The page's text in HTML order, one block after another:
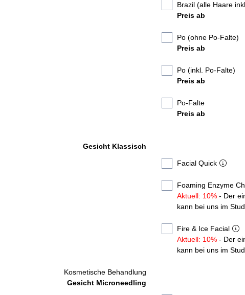
Brazil (alle Haare
Preis ab
Po (ohne Po-Falte)
Preis ab
Po (inkl. Po-Falte)
Preis ab
Po-Falte
Preis ab
Gesicht Klassisch
Facial Quick
Foaming Enzyme
Aktuell: 10%- Der
kann bei uns im
Fire & Ice Facial
Aktuell: 10%- Der
kann bei uns im
Kosmetische Behandlung
Gesicht Microneedling